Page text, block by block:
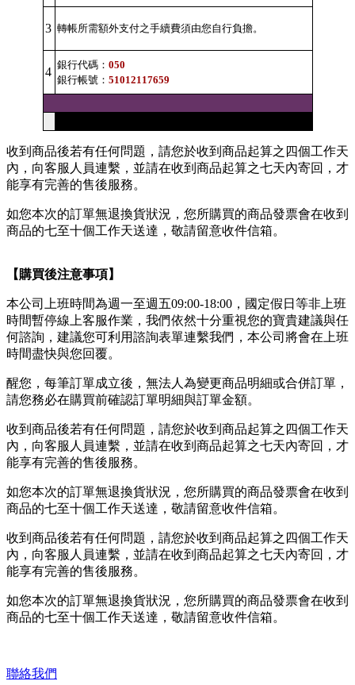
3 轉帳所需額外支付之手續費須由您自行負擔。
4
銀行代碼： 050
銀行帳號： 51012117659
收到商品後若有任何問題，請您於收到商品起算之四個工作天
內，向客服人員連繫，並請在收到商品起算之七天內寄回，才
能享有完善的售後服務。
如您本次的訂單無退換貨狀況，您所購買的商品發票會在收到
商品的七至十個工作天送達，敬請留意收件信箱。
【購買後注意事項】
本公司上班時間為週一至週五09:00-18:00，國定假日等非上班
時間暫停線上客服作業，我們依然十分重視您的寶貴建議與任
何諮詢，建議您可利用諮詢表單連繫我們，本公司將會在上班
時間盡快與您回覆。
醒您，每筆訂單成立後，無法人為變更商品明細或合併訂單，
請您務必在購買前確認訂單明細與訂單金額。
收到商品後若有任何問題，請您於收到商品起算之四個工作天
內，向客服人員連繫，並請在收到商品起算之七天內寄回，才
能享有完善的售後服務。
如您本次的訂單無退換貨狀況，您所購買的商品發票會在收到
商品的七至十個工作天送達，敬請留意收件信箱。
收到商品後若有任何問題，請您於收到商品起算之四個工作天
內，向客服人員連繫，並請在收到商品起算之七天內寄回，才
能享有完善的售後服務。
如您本次的訂單無退換貨狀況，您所購買的商品發票會在收到
商品的七至十個工作天送達，敬請留意收件信箱。
聯絡我們